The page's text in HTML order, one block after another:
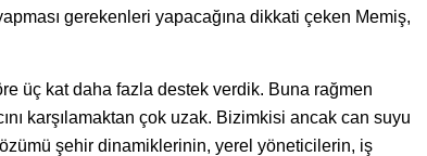
gerekenleri yapacağına dikkati çeken Memiş,
üç kat daha fazla destek verdik. Buna rağmen
karşılamaktan çok uzak. Bizimkisi ancak can suyu
şehir dinamiklerinin, yerel yöneticilerin, iş